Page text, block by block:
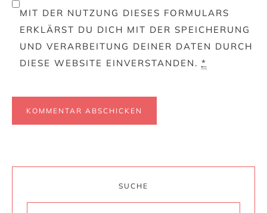
MIT DER NUTZUNG DIESES FORMULARS
ERKLÄRST DU DICH MIT DER SPEICHERUNG
UND VERARBEITUNG DEINER DATEN DURCH
DIESE WEBSITE EINVERSTANDEN. *
SUCHE